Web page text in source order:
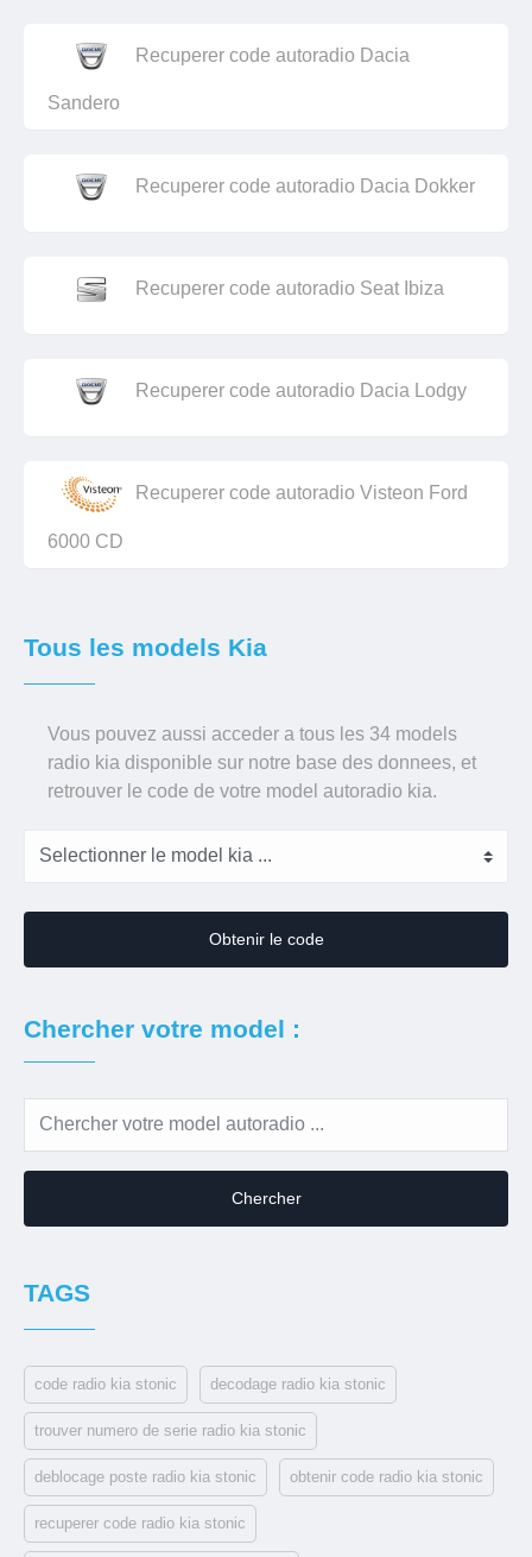
Recuperer code autoradio Dacia
Sandero
Recuperer code autoradio Dacia Dokker
Recuperer code autoradio Seat Ibiza
Recuperer code autoradio Dacia Lodgy
Recuperer code autoradio Visteon Ford
6000 CD
Tous les models Kia
Vous pouvez aussi acceder a tous les 34 models
radio kia disponible sur notre base des donnees, et
retrouver le code de votre model autoradio kia.
Obtenir le code
Chercher votre model :
Chercher
TAGS
code radio kia stonic decodage radio kia stonic
trouver numero de serie radio kia stonic
deblocage poste radio kia stonic obtenir code radio kia stonic
recuperer code radio kia stonic